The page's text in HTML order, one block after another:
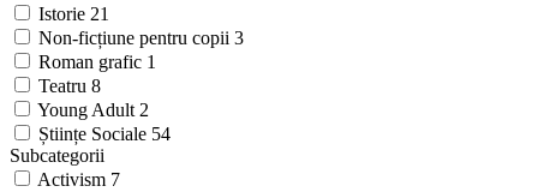
Istorie 21
Non-ficțiune pentru copii 3
Roman grafic 1
Teatru 8
Young Adult 2
Științe Sociale 54
Subcategorii
Activism 7